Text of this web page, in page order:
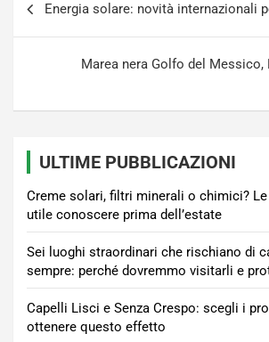
articoli
Energia solare: novità internazionali
Marea nera Golfo del Messico,
ULTIME PUBBLICAZIONI
Creme solari, filtri minerali o chimici?
utile conoscere prima dell’estate
Sei luoghi straordinari che rischiano di
sempre: perché dovremmo visitarli e
Capelli Lisci e Senza Crespo: scegli i
ottenere questo effetto